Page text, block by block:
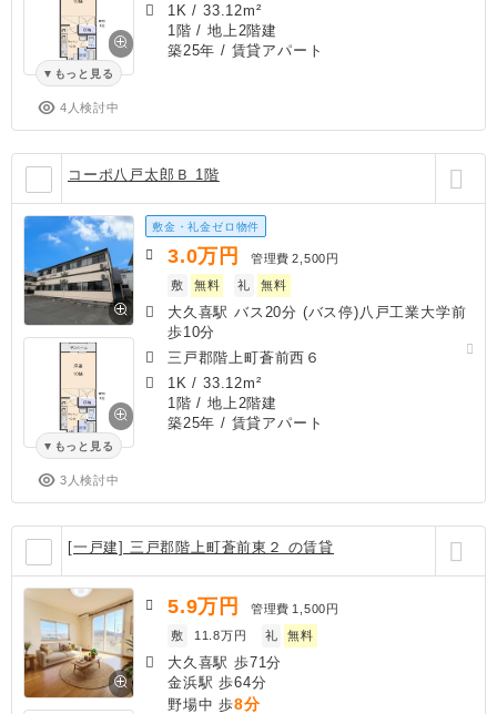
もっと見る
4人検討中
1K /33.12m²
1階 / 地上2階建
築25年 / 賃貸アパート
コーポ八戸太郎Ｂ 1階
もっと見る
3人検討中
敷金・礼金ゼロ物件
3.0万円 管理費 2,500円
敷
無料 礼 無料
大久喜駅 バス20分 (バス停)八戸工業大学前
歩10分
三戸郡階上町蒼前西６
1K /33.12m²
1階 / 地上2階建
築25年 / 賃貸アパート
[一戸建] 三戸郡階上町蒼前東２ の賃貸
5.9万円 管理費 1,500円
敷
11.8万円 礼 無料
大久喜駅 歩71分
金浜駅 歩64分
野場中 歩8分